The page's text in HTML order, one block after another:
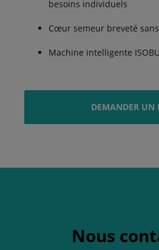
besoins individuels
Cœur semeur breveté
Machine intelligente
DEMANDER UN
Nous